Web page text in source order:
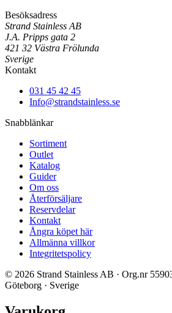
Besöksadress
Strand Stainless AB
J.A. Pripps gata 2
421 32 Västra Frölunda
Sverige
Kontakt
031 45 42 45
Info@strandstainless.se
Snabblänkar
Sortiment
Outlet
Katalog
Guider
Om oss
Återförsäljare
Reservdelar
Kontakt
Ångra köpet här
Allmänna villkor
Integritetspolicy
© 2026 Strand Stainless AB · Org.nr
Göteborg · Sverige